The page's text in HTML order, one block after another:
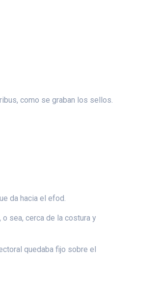
como se graban los sellos.
da hacia el efod.
sea, cerca de la costura y
quedaba fijo sobre el